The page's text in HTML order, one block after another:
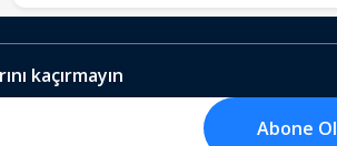
kaçırmayın
Abone Ol